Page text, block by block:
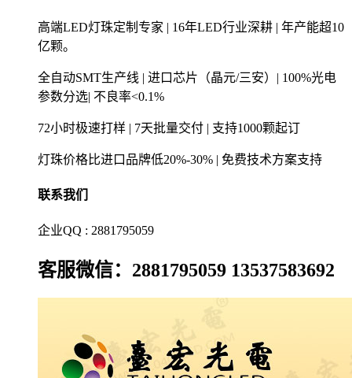
高端LED灯珠定制专家 | 16年LED行业深耕 | 年产能超10
亿颗。
全自动SMT生产线 | 进口芯片（晶元/三安）| 100%光电
参数分选| 不良率<0.1%
72小时极速打样 | 7天批量交付 | 支持1000颗起订
灯珠价格比进口品牌低20%-30% | 免费技术方案支持
联系我们
企业QQ : 2881795059
客服微信：2881795059 13537583692